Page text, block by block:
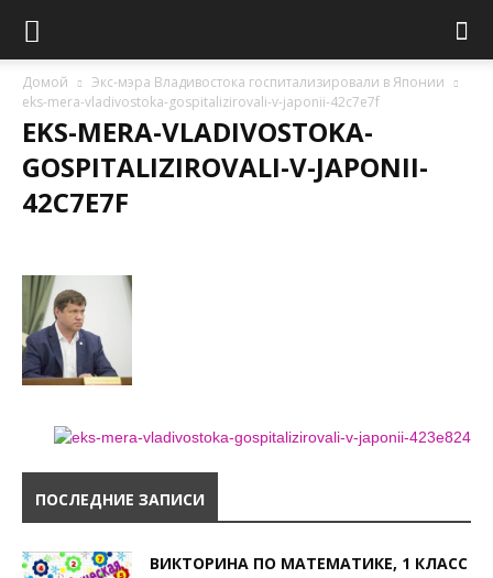
Домой
Экс-мэра Владивостока госпитализировали в Японии
eks-mera-vladivostoka-gospitalizirovali-v-japonii-42c7e7f
EKS-MERA-VLADIVOSTOKA-
GOSPITALIZIROVALI-V-JAPONII-
42C7E7F
ПОСЛЕДНИЕ ЗАПИСИ
ВИКТОРИНА ПО МАТЕМАТИКЕ, 1 КЛАСС